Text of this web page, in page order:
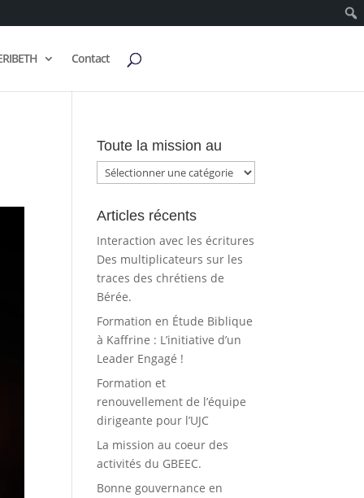
Contact
Toute la mission au
Toute
la
mission
au
Articles récents
Interaction avec les écritures
Des multiplicateurs sur les
traces des chrétiens de
Bérée.
Formation en Étude Biblique
à Kaffrine : L’initiative d’un
Leader Engagé !
Formation et
renouvellement de l’équipe
dirigeante pour l’UJC
La mission au coeur des
activités du GBEEC.
Bonne gouvernance en